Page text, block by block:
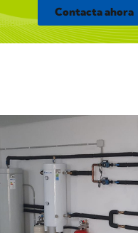
Contacta ahora